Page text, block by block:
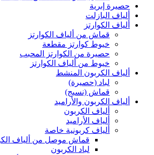
حصيرة إبرية
ألياف البازلت
ألياف الكوارتز
قماش من ألياف الكوارتز
خيوط كوارتز مقطعة
حصيرة من الكوارتز المحبب
خيوط من ألياف الكوارتز
ألياف الكربون المنشط
لباد (حصيرة)
قماش (نسيج)
ألياف الكربون والأراميد
ألياف الكربون
ألياف الأراميد
ألياف كربونية خاصة
قماش موصل من ألياف
لباد الكربون